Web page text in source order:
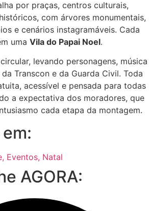
por praças, centros culturais,
com árvores monumentais,
e cenários instagramáveis. Cada
uma Vila do Papai Noel.
levando personagens, música
Transcon e da Guarda Civil. Toda
acessível e pensada para todas
a expectativa dos moradores, que
cada etapa da montagem.
, Eventos, Natal
AGORA: